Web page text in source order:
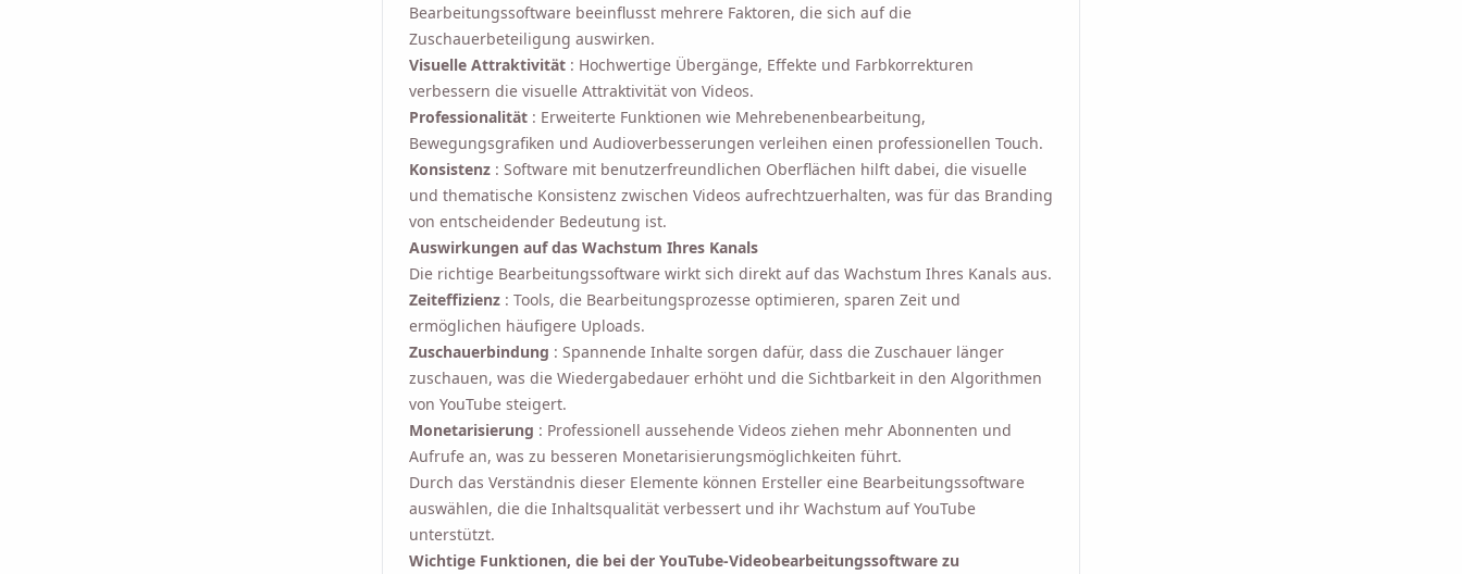
Bearbeitungssoftware beeinflusst mehrere Faktoren, die sich auf die
Zuschauerbeteiligung auswirken.
Visuelle Attraktivität : Hochwertige Übergänge, Effekte und Farbkorrekturen
verbessern die visuelle Attraktivität von Videos.
Professionalität : Erweiterte Funktionen wie Mehrebenenbearbeitung,
Bewegungsgrafiken und Audioverbesserungen verleihen einen professionellen Touch.
Konsistenz : Software mit benutzerfreundlichen Oberflächen hilft dabei, die visuelle
und thematische Konsistenz zwischen Videos aufrechtzuerhalten, was für das Branding
von entscheidender Bedeutung ist.
Auswirkungen auf das Wachstum Ihres Kanals
Die richtige Bearbeitungssoftware wirkt sich direkt auf das Wachstum Ihres Kanals aus.
Zeiteffizienz : Tools, die Bearbeitungsprozesse optimieren, sparen Zeit und
ermöglichen häufigere Uploads.
Zuschauerbindung : Spannende Inhalte sorgen dafür, dass die Zuschauer länger
zuschauen, was die Wiedergabedauer erhöht und die Sichtbarkeit in den Algorithmen
von YouTube steigert.
Monetarisierung : Professionell aussehende Videos ziehen mehr Abonnenten und
Aufrufe an, was zu besseren Monetarisierungsmöglichkeiten führt.
Durch das Verständnis dieser Elemente können Ersteller eine Bearbeitungssoftware
auswählen, die die Inhaltsqualität verbessert und ihr Wachstum auf YouTube
unterstützt.
Wichtige Funktionen, die bei der YouTube-Videobearbeitungssoftware zu